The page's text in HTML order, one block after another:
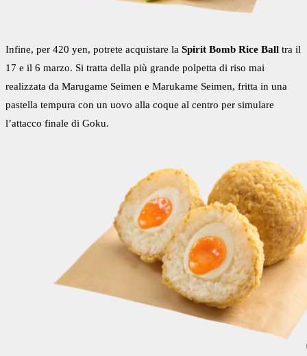
Infine, per 420 yen, potrete acquistare la Spirit Bomb Rice Ball tra il
17 e il 6 marzo. Si tratta della più grande polpetta di riso mai
realizzata da Marugame Seimen e Marukame Seimen, fritta in una
pastella tempura con un uovo alla coque al centro per simulare
l’attacco finale di Goku.